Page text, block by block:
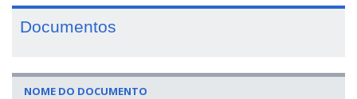
Documentos
NOME DO DOCUMENTO